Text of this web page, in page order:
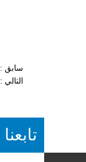
سابق :
التالي :
تابعنا